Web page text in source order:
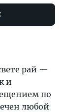
рай —
и
по
любой